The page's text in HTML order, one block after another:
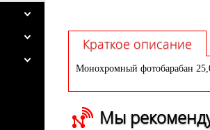
Краткое описание
Монохромный фотобарабан
Мы